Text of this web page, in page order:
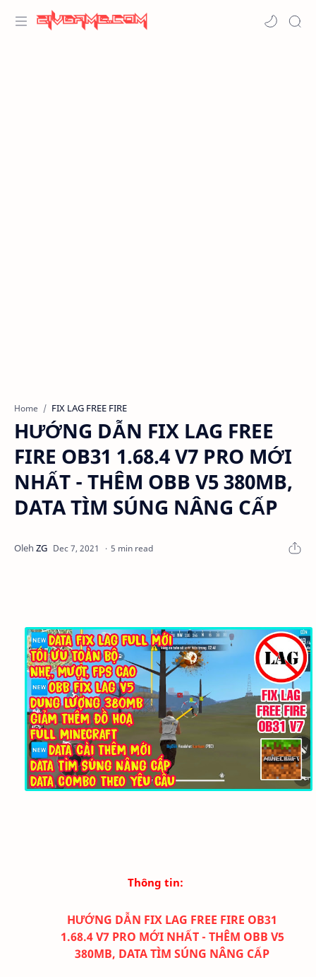
Home FIX LAG FREE FIRE
HƯỚNG DẪN FIX LAG FREE
FIRE OB31 1.68.4 V7 PRO MỚI
NHẤT - THÊM OBB V5 380MB,
DATA TÌM SÚNG NÂNG CẤP
5 min read
Thông tin:
HƯỚNG DẪN FIX LAG FREE FIRE OB31
1.68.4V7 PRO MỚI NHẤT - THÊM OBB V5
380MB, DATA TÌM SÚNG NÂNG CẤP